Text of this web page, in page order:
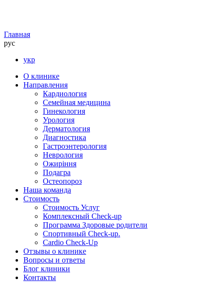
Главная
рус
укр
О клинике
Направления
Кардиология
Семейная медицина
Гинекология
Урология
Дерматология
Диагностика
Гастроэнтерология
Неврология
Ожиріння
Подагра
Остеопороз
Наша команда
Стоимость
Стоимость Услуг
Комплексный Check-up
Программа Здоровые родители
Спортивный Check-up.
Cardio Check-Up
Отзывы о клинике
Вопросы и ответы
Блог клиники
Контакты